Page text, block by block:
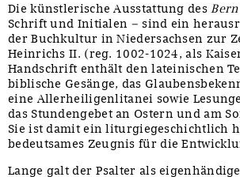
Die künstlerische Ausstattung des
Schrift und Initialen – sind ein
der Buchkultur in Niedersachsen zur
Heinrichs II. (reg. 1002-1024, als
Handschrift enthält den lateinischen
biblische Gesänge, das
eine Allerheiligenlitanei sowie
das Stundengebet an Ostern und am
Sie ist damit ein liturgiegeschichtlich
bedeutsames Zeugnis für die
Lange galt der Psalter als